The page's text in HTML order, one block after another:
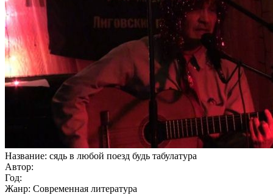
Название: сядь в любой поезд будь табулатура
Автор:
Год:
Жанр: Современная литература